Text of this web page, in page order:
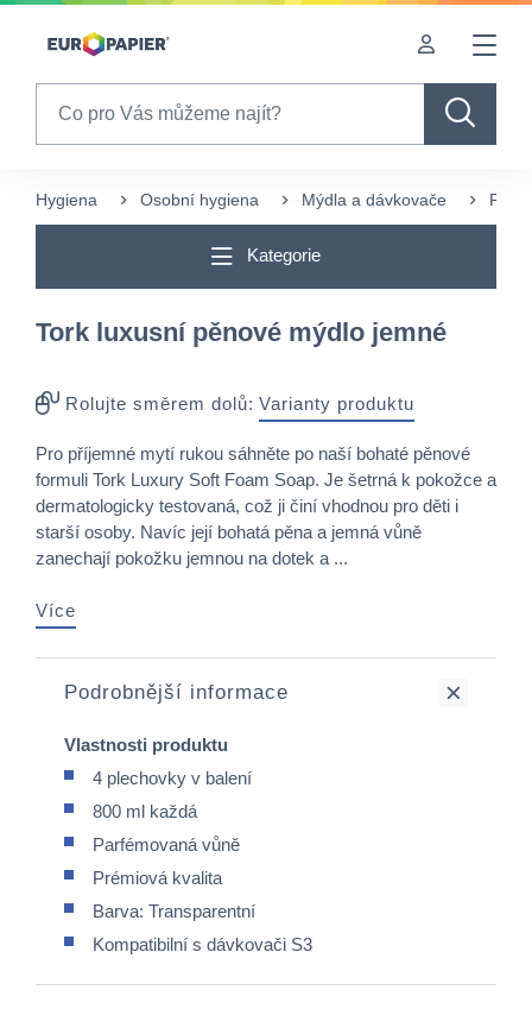
Table Of Content
Hygiena Osobní hygiena Mýdla a dávkovače
Kategorie
Tork luxusní pěnové mýdlo jemné
Rolujte směrem dolů: Varianty produktu
Pro příjemné mytí rukou sáhněte po naší bohaté pěnové
formuli Tork Luxury Soft Foam Soap. Je šetrná k pokožce a
dermatologicky testovaná, což ji činí vhodnou pro děti i
starší osoby. Navíc její bohatá pěna a jemná vůně
zanechají pokožku jemnou na dotek a ...
Více
Podrobnější informace
Vlastnosti produktu
4 plechovky v balení
800 ml každá
Parfémovaná vůně
Prémiová kvalita
Barva: Transparentní
Kompatibilní s dávkovači S3